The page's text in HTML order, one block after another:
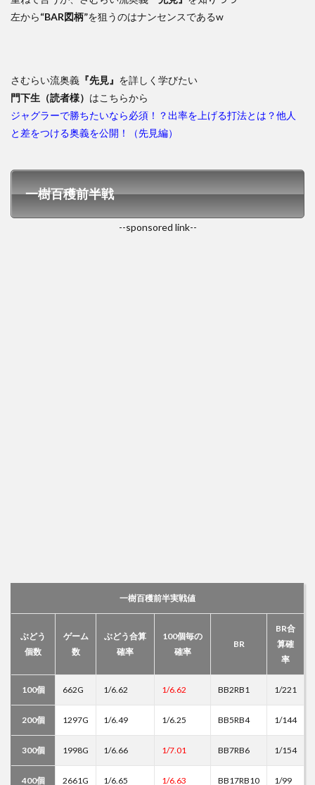
左から“BAR図柄”を狙うのはナンセンスであるw
さむらい流奥義 『先見』 を詳しく学びたい
門下生（読者様） はこちらから
ジャグラーで勝ちたいなら必須！？出率を上げる打法とは？他人
と差をつける奥義を公開！（先見編）
一樹百穫前半戦
--sponsored link--
一樹百穫前半実戦値
ぶどう
個数
ゲーム
数
ぶどう合算
確率
100個毎の
確率
BR
BR合
算確
率
100個 662G 1/6.62 1/6.62 BB2RB1 1/221
200個 1297G 1/6.49 1/6.25 BB5RB4 1/144
300個 1998G 1/6.66 1/7.01 BB7RB6 1/154
400個 2661G 1/6.65 1/6.63 BB17RB10 1/99